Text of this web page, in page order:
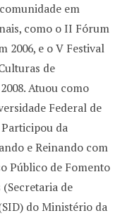
em
como o II Fórum
2006, e o V Festival
de
Atuou como
Federal de
Participou da
e Reinando com
Público de Fomento
(Secretaria de
do Ministério da